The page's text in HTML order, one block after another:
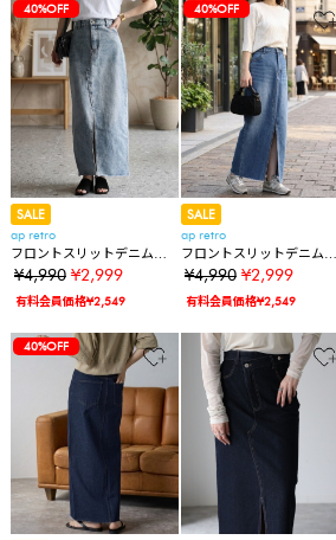
40%OFF
SALE
ap retro
フロントスリットデニムタ
イトスカート
¥4,990 ¥2,999
有料会員価格¥2,549
40%OFF
SALE
ap retro
フロントスリットデニムタ
イトスカート
¥4,990 ¥2,999
有料会員価格¥2,549
40%OFF